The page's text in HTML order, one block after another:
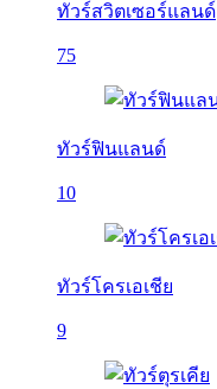
ทัวร์สวิตเซอร์แลนด์
75
ทัวร์ฟินแลนด์
10
ทัวร์โครเอเชีย
9